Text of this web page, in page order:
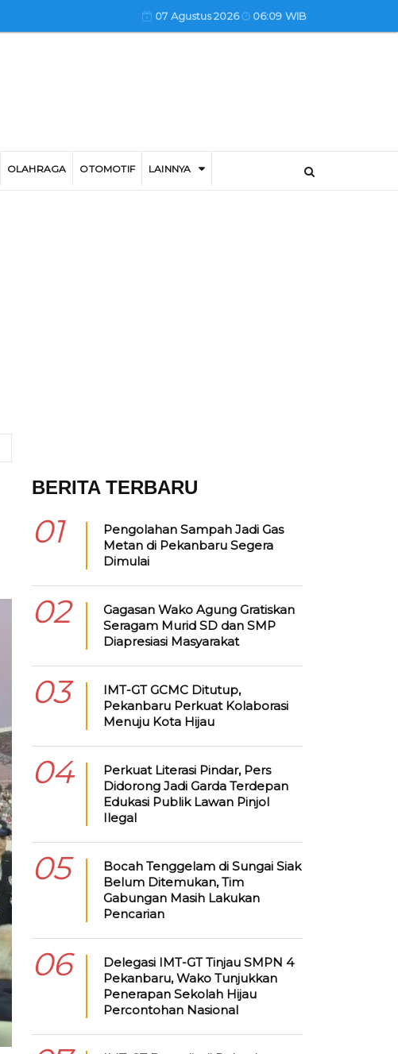
07 Agustus 2026 06:09 WIB
OLAHRAGA OTOMOTIF LAINNYA
BERITA TERBARU
01
Pengolahan Sampah Jadi Gas
Metan di Pekanbaru Segera
Dimulai
02
Gagasan Wako Agung Gratiskan
Seragam Murid SD dan SMP
Diapresiasi Masyarakat
03
IMT-GT GCMC Ditutup,
Pekanbaru Perkuat Kolaborasi
Menuju Kota Hijau
04
Perkuat Literasi Pindar, Pers
Didorong Jadi Garda Terdepan
Edukasi Publik Lawan Pinjol
Ilegal
05
Bocah Tenggelam di Sungai Siak
Belum Ditemukan, Tim
Gabungan Masih Lakukan
Pencarian
06
Delegasi IMT-GT Tinjau SMPN 4
Pekanbaru, Wako Tunjukkan
Penerapan Sekolah Hijau
Percontohan Nasional